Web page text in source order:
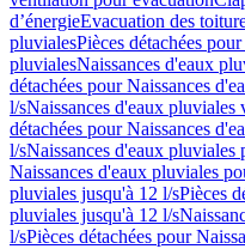
d’énergieEvacuation des
pluvialesPièces détachées
pluvialesNaissances d'eaux
détachées pour Naissances
l/sNaissances d'eaux pluviales
détachées pour Naissances
l/sNaissances d'eaux pluviales
Naissances d'eaux pluviales
pluviales jusqu'à 12 l/sPièces
pluviales jusqu'à 12 l/s
l/sPièces détachées pour